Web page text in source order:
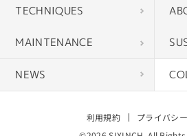
TECHNIQUES
MAINTENANCE
NEWS
利用規約
プライバシ